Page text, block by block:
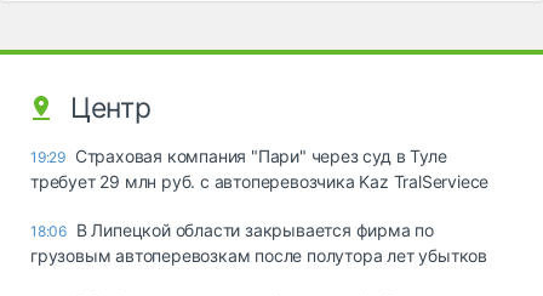
Центр
19:29 Страховая компания "Пари" через суд в Туле
требует 29 млн руб. с автоперевозчика Kaz TralServiece
18:06 В Липецкой области закрывается фирма по
грузовым автоперевозкам после полутора лет убытков